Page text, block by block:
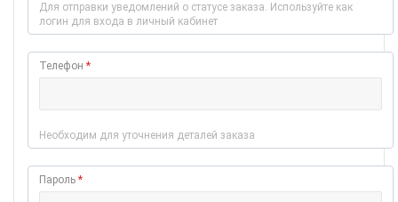
Для отправки уведомлений о статусе заказа. Используйте как
логин для входа в личный кабинет
Телефон *
Необходим для уточнения деталей заказа
Пароль *